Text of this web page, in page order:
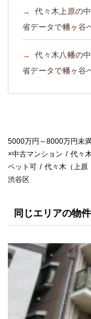
代々木上原の
省データで幡ヶ谷
代々木八幡の
省データで幡ヶ谷
5000万円～8000万円未
×中古マンション
代々
ペット可
代々木（上原
渋谷区
同じエリアの物件